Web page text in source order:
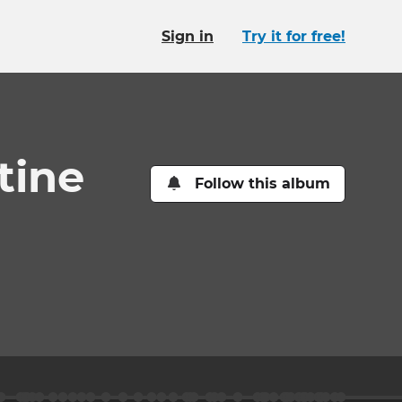
Sign in Try it for free!
Follow this album